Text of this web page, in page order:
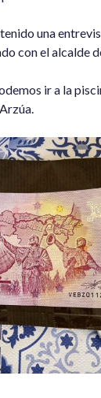
una
con el alcalde
ir a la